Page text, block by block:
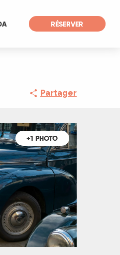
RÉSERVER
Partager
+1 PHOTO